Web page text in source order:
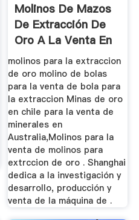
Molinos De Mazos
De Extracción De
Oro A La Venta En
Perú
molinos para la extraccion
de oro molino de bolas
para la venta de bola para
la extraccion Minas de oro
en chile para la venta de
minerales en
Australia,Molinos para la
venta de molinos para
extrccion de oro . Shanghai
dedica a la investigación y
desarrollo, producción y
venta de la máquina de .